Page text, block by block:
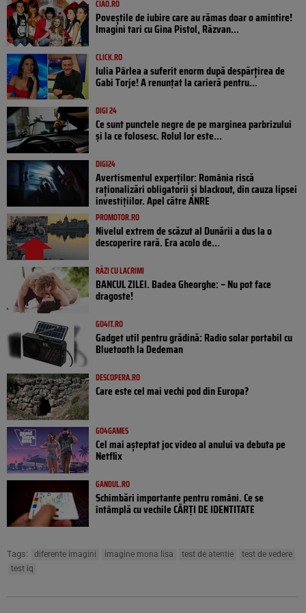
CIAO.RO
Poveştile de iubire care au rămas doar o amintire!
Imagini tari cu Gina Pistol, Răzvan...
CLICK.RO
Iulia Pârlea a suferit enorm după despărțirea de
Gabi Torje! A renunțat la carieră pentru...
DIGI 24
Ce sunt punctele negre de pe marginea parbrizului
și la ce folosesc. Rolul lor este...
DIGI24
Avertismentul experților: România riscă
raționalizări obligatorii și blackout, din cauza lipsei
investițiilor. Apel către ANRE
PROMOTOR.RO
Nivelul extrem de scăzut al Dunării a dus la o
descoperire rară. Era acolo de...
RÂZI CU LACRIMI
BANCUL ZILEI. Badea Gheorghe: – Nu pot face
dragoste!
GO4IT.RO
Gadget util pentru grădină: Radio solar portabil cu
Bluetooth la Dedeman
DESCOPERA.RO
Care este cel mai vechi pod din Europa?
GO4GAMES
Cel mai așteptat joc video al anului va debuta pe
Netflix
GANDUL.RO
Schimbări importante pentru români. Ce se
întâmplă cu vechile CĂRȚI DE IDENTITATE
Tags: diferente imagini imagine mona lisa test de atentie
test de vedere
test iq